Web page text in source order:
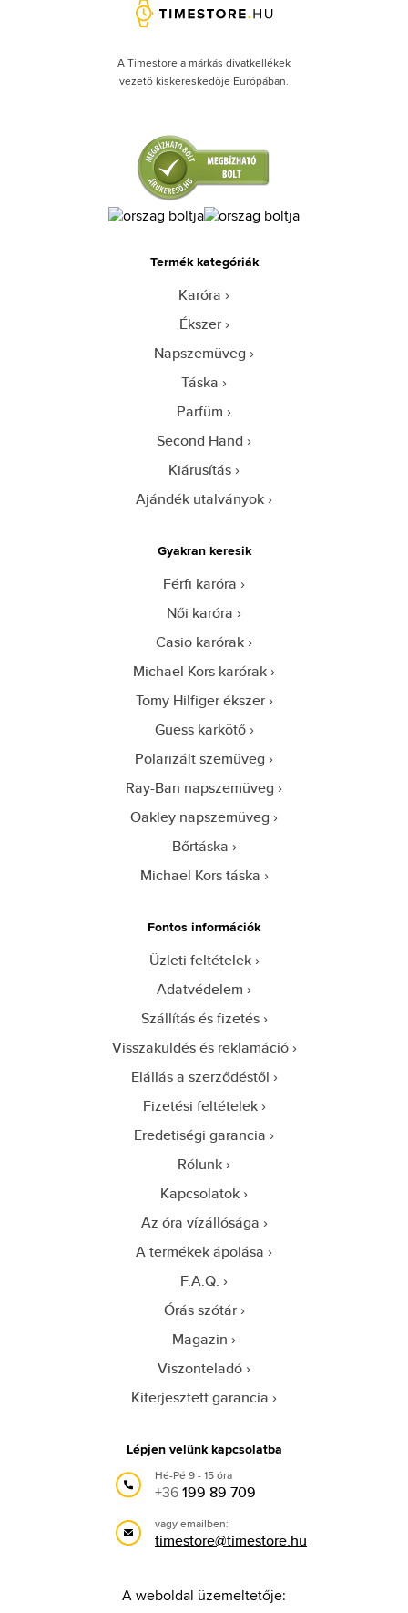
A Timestore a márkás divatkellékek
vezető kiskereskedője Európában.
Termék kategóriák
Karóra
Ékszer
Napszemüveg
Táska
Parfüm
Second Hand
Kiárusítás
Ajándék utalványok
Gyakran keresik
Férfi karóra
Női karóra
Casio karórak
Michael Kors karórak
Tomy Hilfiger ékszer
Guess karkötő
Polarizált szemüveg
Ray-Ban napszemüveg
Oakley napszemüveg
Bőrtáska
Michael Kors táska
Fontos információk
Üzleti feltételek
Adatvédelem
Szállítás és fizetés
Visszaküldés és reklamáció
Elállás a szerződéstől
Fizetési feltételek
Eredetiségi garancia
Rólunk
Kapcsolatok
Az óra vízállósága
A termékek ápolása
F.A.Q.
Órás szótár
Magazin
Viszonteladó
Kiterjesztett garancia
Lépjen velünk kapcsolatba
Hé-Pé 9 - 15 óra
+36199 89 709
vagy emailben:
timestore@timestore.hu
A weboldal üzemeltetője: